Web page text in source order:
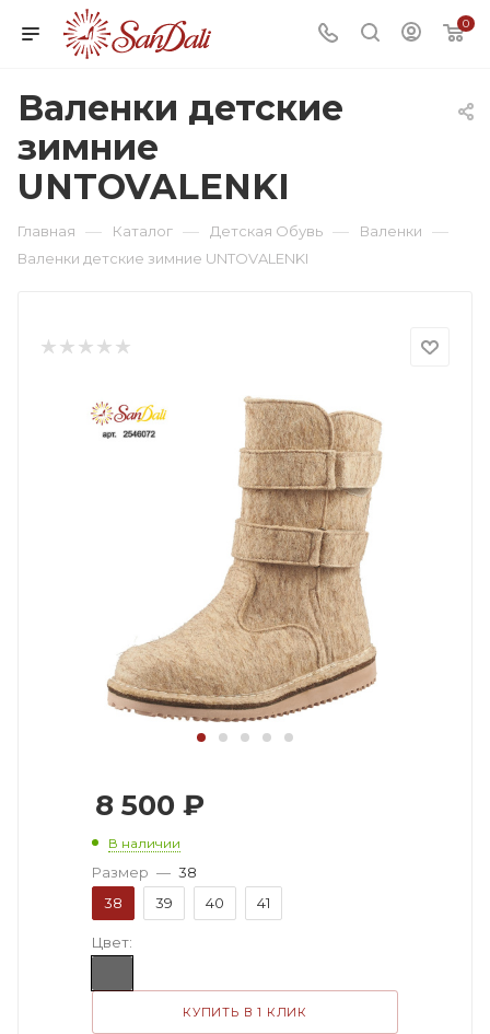
0
Валенки детские
зимние
UNTOVALENKI
Главная — Каталог — Детская Обувь — Валенки —
Валенки детские зимние UNTOVALENKI
8 500 ₽
В наличии
Размер — 38
38
39 40 41
Цвет:
КУПИТЬ В 1 КЛИК